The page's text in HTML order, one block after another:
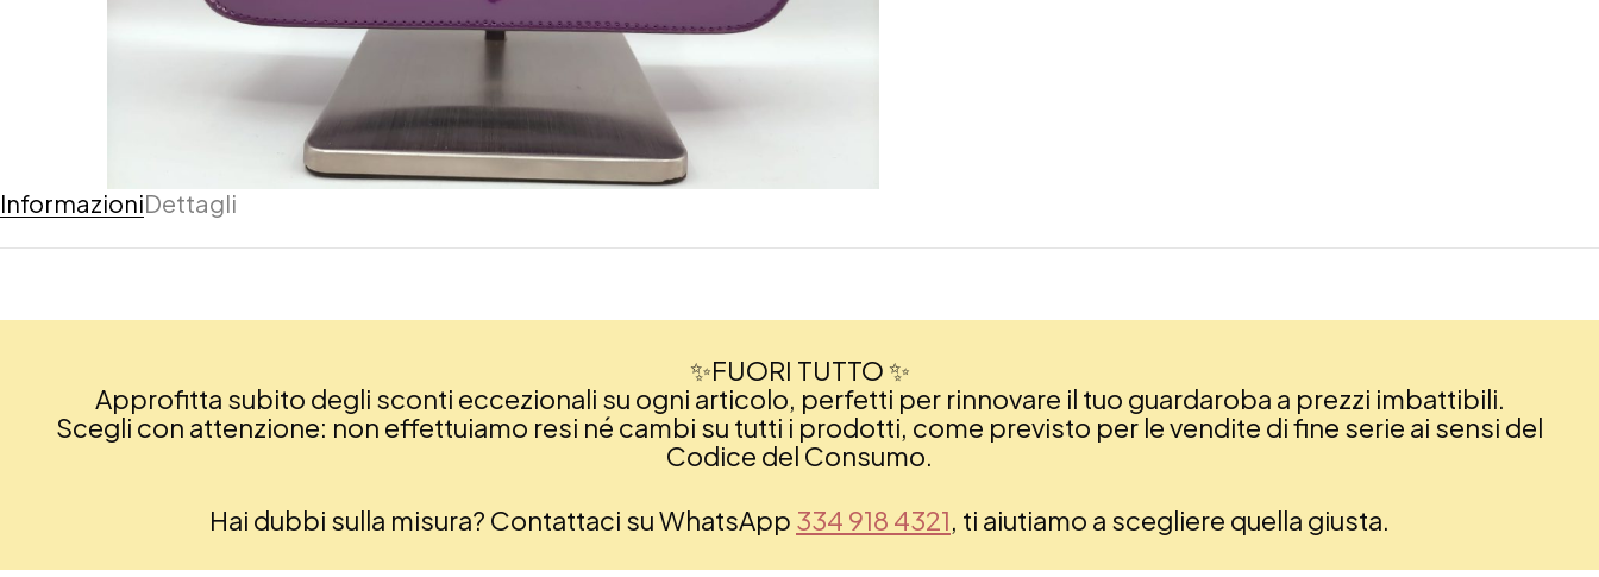
InformazioniDettagli
✨FUORI TUTTO ✨
Approfitta subito degli sconti eccezionali su ogni articolo, perfetti per rinnovare il tuo guardaroba a prezzi imbattibili.
Scegli con attenzione: non effettuiamo resi né cambi su tutti i prodotti, come previsto per le vendite di fine serie ai sensi del
Codice del Consumo.
Hai dubbi sulla misura? Contattaci su WhatsApp 334 918 4321, ti aiutiamo a scegliere quella giusta.